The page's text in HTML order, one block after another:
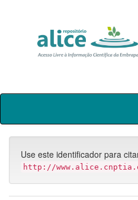
Skip
Use este identificador para
http://